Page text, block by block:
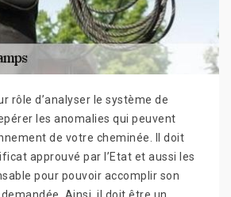
rôle d’analyser le système de
les anomalies qui peuvent
de votre cheminée. Il doit
approuvé par l’Etat et aussi les
pour pouvoir accomplir son